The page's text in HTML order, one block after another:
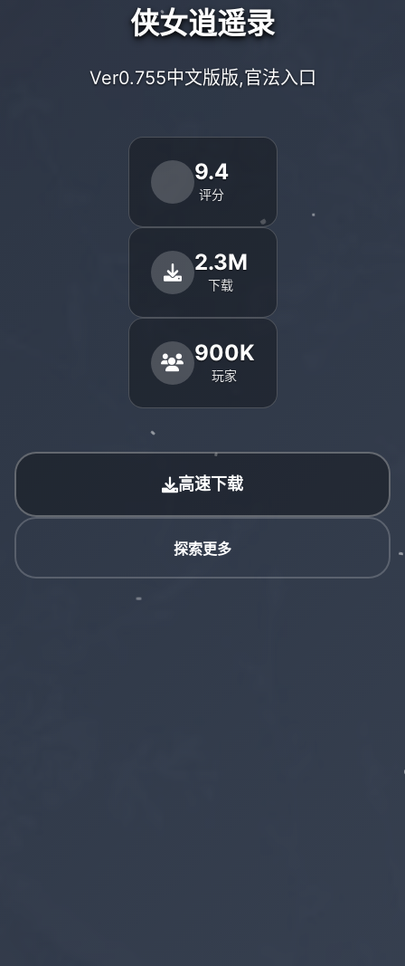
侠女逍遥录
Ver0.755中文版版,官法入口
9.4
评分
2.3M
下载
900K
玩家
高速下载
探索更多